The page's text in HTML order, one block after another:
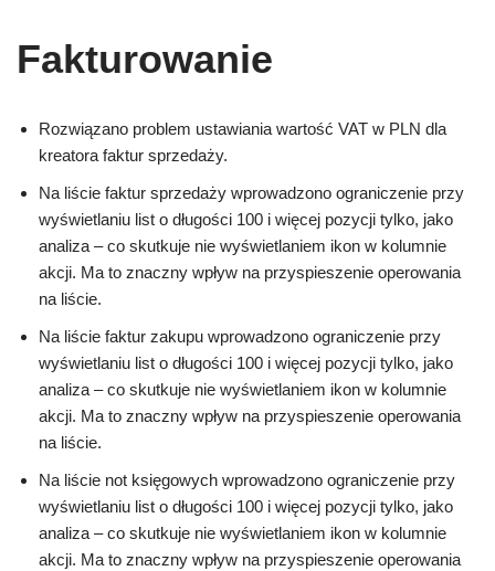
Fakturowanie
Rozwiązano problem ustawiania wartość VAT w PLN dla
kreatora faktur sprzedaży.
Na liście faktur sprzedaży wprowadzono ograniczenie przy
wyświetlaniu list o długości 100 i więcej pozycji tylko, jako
analiza – co skutkuje nie wyświetlaniem ikon w kolumnie
akcji. Ma to znaczny wpływ na przyspieszenie operowania
na liście.
Na liście faktur zakupu wprowadzono ograniczenie przy
wyświetlaniu list o długości 100 i więcej pozycji tylko, jako
analiza – co skutkuje nie wyświetlaniem ikon w kolumnie
akcji. Ma to znaczny wpływ na przyspieszenie operowania
na liście.
Na liście not księgowych wprowadzono ograniczenie przy
wyświetlaniu list o długości 100 i więcej pozycji tylko, jako
analiza – co skutkuje nie wyświetlaniem ikon w kolumnie
akcji. Ma to znaczny wpływ na przyspieszenie operowania